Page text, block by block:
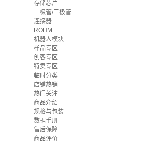
存储芯片
二极管/三极管
连接器
ROHM
机器人模块
样品专区
创客专区
特卖专区
临时分类
店铺热销
热门关注
商品介绍
规格与包装
数据手册
售后保障
商品评价